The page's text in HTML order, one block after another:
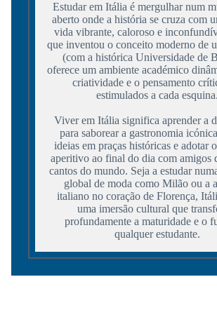
Estudar em Itália é mergulhar num
aberto onde a história se cruza com
vida vibrante, caloroso e
que inventou o conceito moderno de
(com a histórica Universidade de
oferece um ambiente académico
criatividade e o pensamento
estimulados a cada esquina.
Viver em Itália significa aprender a
para saborear a gastronomia
ideias em praças históricas e adotar
aperitivo ao final do dia com amigos
cantos do mundo. Seja a estudar
global de moda como Milão ou a
italiano no coração de Florença,
uma imersão cultural que
profundamente a maturidade e o
qualquer estudante.